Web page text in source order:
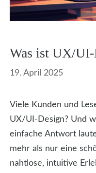
Was ist UX/UI-
19. April 2025
Viele Kunden und
UX/UI-Design? Und
einfache Antwort
mehr als nur eine
nahtlose, intuitive